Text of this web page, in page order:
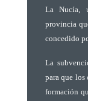
La Nucía,
provincia
concedido
La
para que
formación